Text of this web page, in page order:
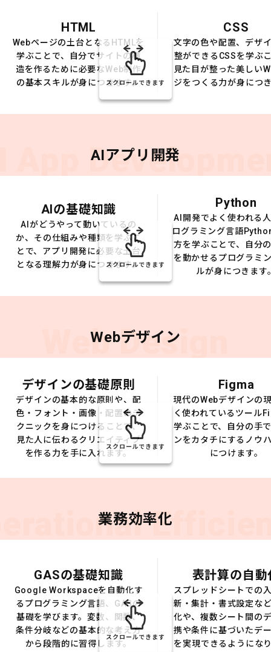
HTML
Webページの土台となるHTMLを
学ぶことで、自分でサイトの構
造を作るために必要なWeb制作
の基本スキルが身につきます。
CSS
文字の色や配置、デザ
整ができるCSSを学ぶ
見た目が整った美しい
ジをつくる力が身につ
スクロールできます
App AIアプリ開発
AIの基礎知識
AIがどうやって動いているの
か、その仕組みや種類を学ぶこ
とで、アプリ開発に必要な土台
となる理解力が身につきます。
Python
AI開発でよく使われる
ログラミング言語
方を学ぶことで、自分
を動かせるプログラミ
ルが身につきます
スクロールできます
Web Design
Webデザイン
デザインの基礎原則
デザインの基本的な原則や、配
色・フォント・画像・配置のテ
クニックを身につけることで、
見た人に伝わるクリエイティブ
を作る力を手に入れます。
Figma
現代のWebデザインの
く使われているツール
学ぶことで、自分の手
ンをカタチにするノウ
につけます。
スクロールできます
業務効率化
GASの基礎知識
Google Workspaceを自動化す
るプログラミング言語、GASの
基礎を学びます。変数、関数、
条件分岐などの基本的な考え方
から段階的に習得します。
表計算の自動
スプレッドシートでの
新・集計・書式設定な
化や、複数シート間の
携や条件に基づいたデ
を実現できるようにな
スクロールできます